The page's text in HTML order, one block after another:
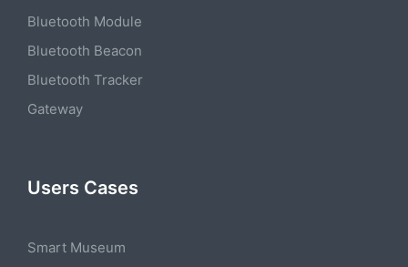
Bluetooth Module
Bluetooth Beacon
Bluetooth Tracker
Gateway
Users Cases
Smart Museum